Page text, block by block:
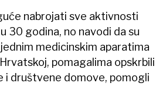
nabrojati sve aktivnosti
30 godina, no navodi da su
medicinskim aparatima
pomagalima opskrbili
i društvene domove, pomogli